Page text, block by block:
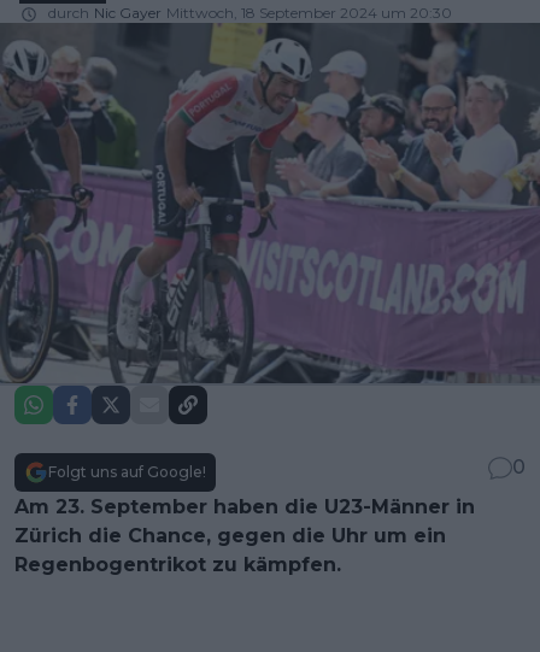
durch Nic Gayer Mittwoch, 18 September 2024 um 20:30
Folgt uns auf Google!
0
Am 23. September haben die U23-Männer in
Zürich die Chance, gegen die Uhr um ein
Regenbogentrikot zu kämpfen.